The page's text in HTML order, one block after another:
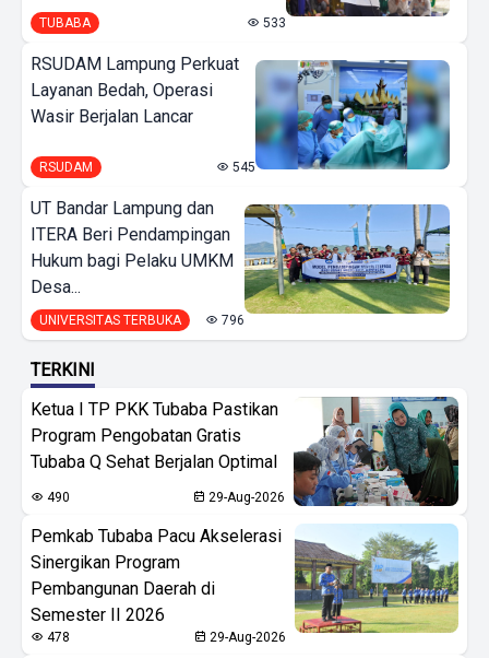
TUBABA 533
RSUDAM Lampung Perkuat
Layanan Bedah, Operasi
Wasir Berjalan Lancar
RSUDAM 545
UT Bandar Lampung dan
ITERA Beri Pendampingan
Hukum bagi Pelaku UMKM
Desa...
UNIVERSITAS TERBUKA 796
TERKINI
Ketua I TP PKK Tubaba Pastikan
Program Pengobatan Gratis
Tubaba Q Sehat Berjalan Optimal
490 29-Aug-2026
Pemkab Tubaba Pacu Akselerasi
Sinergikan Program
Pembangunan Daerah di
Semester II 2026
478 29-Aug-2026